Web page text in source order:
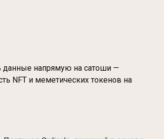
данные напрямую на сатоши —
NFT и меметических токенов на